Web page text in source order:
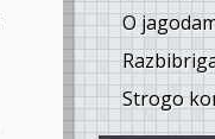
O
Strogo